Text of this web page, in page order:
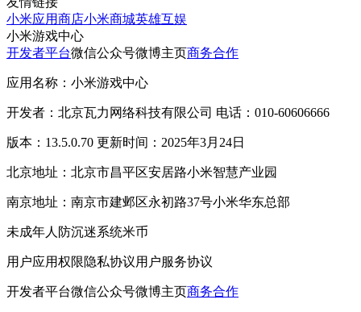
小米应用商店小米商城英雄互娱
小米游戏中心
开发者平台微信公众号微博主页商务合作
应用名称：小米游戏中心
开发者：北京瓦力网络科技有限公司 电话：010-60606666
版本：13.5.0.70 更新时间：2025年3月24日
北京地址：北京市昌平区安居路小米智慧产业园
南京地址：南京市建邺区永初路37号小米华东总部
未成年人防沉迷系统米币
用户应用权限隐私协议用户服务协议
开发者平台微信公众号微博主页商务合作